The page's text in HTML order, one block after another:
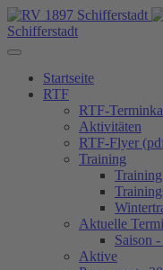
Schifferstadt
Startseite
RTF
RTF-
Aktivitäten
RTF-Flyer
Training
Aktuelle
Saison
Aktive